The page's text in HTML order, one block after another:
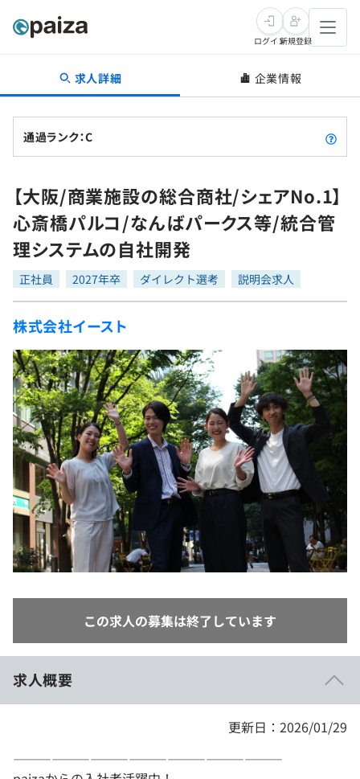
転職・キャリア
転職成功ガイド
転職エージェント
インタビュー
転職成功ガイド
新卒就活
求人検索
本選考
インターン
新卒エージェント
イベント・セミナー
インタビュー
就活成功ガイド
学習
問題集
4択課題
ナレッジ
リファレンス
プラン
個人向けプラン
法人向けプラン
学校向けプラン
プログラミング言語
評価結果一覧
再チャレンジ結果一覧
ゲーム・マンガ
Tech Team Journal
paiza times
note
paizaとは？
ログイン新規登録
求人詳細 企業情報
通過ランク：C
【大阪/商業施設の総合商社/シェアNo.1】
心斎橋パルコ/なんばパークス等/統合管
理システムの自社開発
正社員 2027年卒 ダイレクト選考 説明会求人
株式会社イースト
この求人の募集は終了しています
求人概要
更新日：2026/01/29
―――――――――――――――――――――